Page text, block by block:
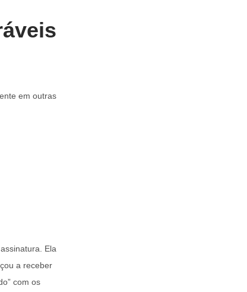
em outras
Ela
a receber
com os